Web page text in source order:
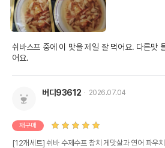
쉬바스프 중에 이 맛을 제일 잘 먹어요. 다른맛
어요.
버디93612 2026.07.04
재구매
[12개세트] 쉬바 수제수프 참치 게맛살과 연어 파우